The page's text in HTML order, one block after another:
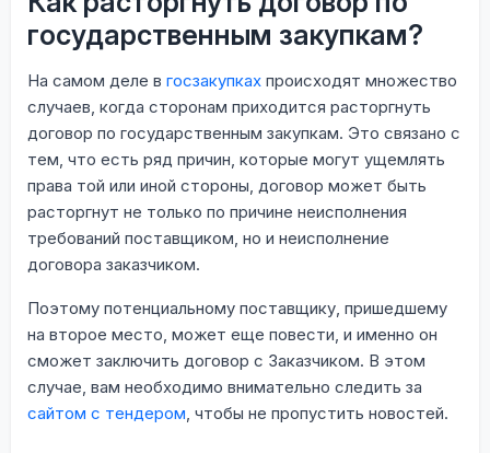
государственным закупкам?
На самом деле в госзакупках происходят множество
случаев, когда сторонам приходится расторгнуть
договор по государственным закупкам. Это связано с
тем, что есть ряд причин, которые могут ущемлять
права той или иной стороны, договор может быть
расторгнут не только по причине неисполнения
требований поставщиком, но и неисполнение
договора заказчиком.
Поэтому потенциальному поставщику, пришедшему
на второе место, может еще повести, и именно он
сможет заключить договор с Заказчиком. В этом
случае, вам необходимо внимательно следить за
сайтом с тендером, чтобы не пропустить новостей.